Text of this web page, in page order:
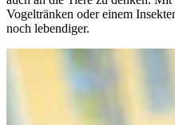
Vogeltränken oder einem
noch lebendiger.